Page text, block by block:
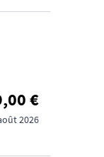
€
2026